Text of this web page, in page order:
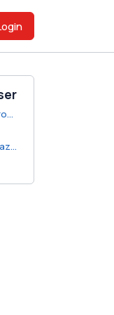
Pancho Y Castel - El Patron De Las Nenas (Prod. by Onell Flow Y Chuchein).mp3
Amaro Ft. Nova La Amenaza - Nadie Nos Vea (Frontea).mp3